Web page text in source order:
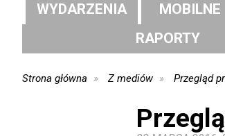
WYDARZENIA MOBILNE
RAPORTY
Strona główna Z mediów Przegląd